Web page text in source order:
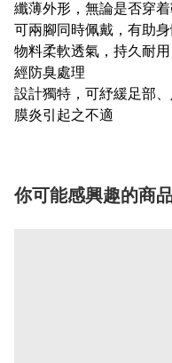
纖薄外形，無論是否穿
可兩腳同時佩戴，有助
物料柔軟透氣，持久耐用
經防臭處理
設計獨特，可紓緩足部
膜炎引起之不適
你可能感興趣的商